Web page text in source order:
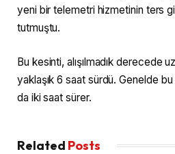
yeni bir telemetri hizmetinin ters
tutmuştu.
Bu kesinti, alışılmadık derecede
yaklaşık 6 saat sürdü. Genelde
da iki saat sürer.
Related Posts